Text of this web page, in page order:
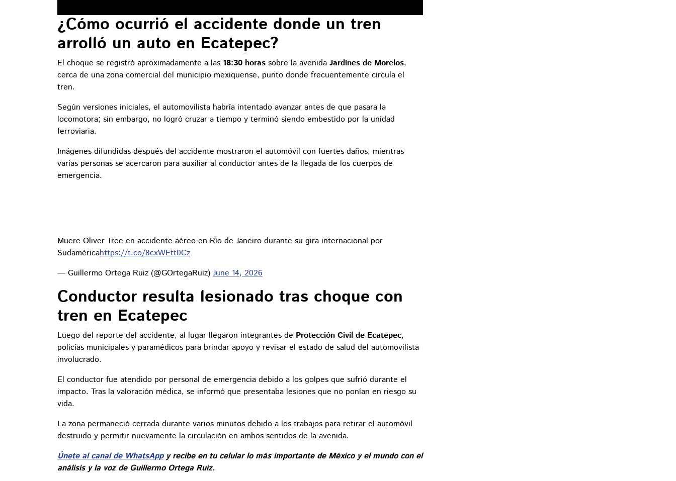
¿Cómo ocurrió el accidente donde un tren
arrolló un auto en Ecatepec?
El choque se registró aproximadamente a las 18:30 horas sobre la avenida Jardines de Morelos,
cerca de una zona comercial del municipio mexiquense, punto donde frecuentemente circula el
tren.
Según versiones iniciales, el automovilista habría intentado avanzar antes de que pasara la
locomotora; sin embargo, no logró cruzar a tiempo y terminó siendo embestido por la unidad
ferroviaria.
Imágenes difundidas después del accidente mostraron el automóvil con fuertes daños, mientras
varias personas se acercaron para auxiliar al conductor antes de la llegada de los cuerpos de
emergencia.
Muere Oliver Tree en accidente aéreo en Río de Janeiro durante su gira internacional por
Sudaméricahttps://t.co/8cxWEtt0Cz
— Guillermo Ortega Ruiz (@GOrtegaRuiz) June 14, 2026
Conductor resulta lesionado tras choque con
tren en Ecatepec
Luego del reporte del accidente, al lugar llegaron integrantes de Protección Civil de Ecatepec,
policías municipales y paramédicos para brindar apoyo y revisar el estado de salud del automovilista
involucrado.
El conductor fue atendido por personal de emergencia debido a los golpes que sufrió durante el
impacto. Tras la valoración médica, se informó que presentaba lesiones que no ponían en riesgo su
vida.
La zona permaneció cerrada durante varios minutos debido a los trabajos para retirar el automóvil
destruido y permitir nuevamente la circulación en ambos sentidos de la avenida.
Únete al canal de WhatsAppy recibe en tu celular lo más importante de México y el mundo con el
análisis y la voz de Guillermo Ortega Ruiz.